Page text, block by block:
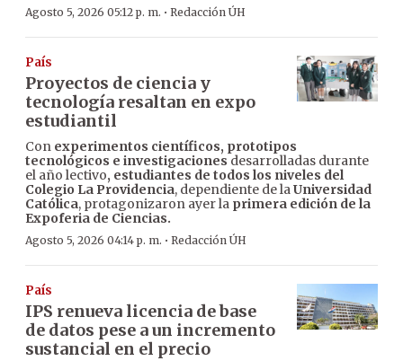
Agosto 5, 2026 05:12 p. m. · Redacción ÚH
País
Proyectos de ciencia y
tecnología resaltan en expo
estudiantil
Con experimentos científicos, prototipos
tecnológicos e investigaciones desarrolladas durante
el año lectivo, estudiantes de todos los niveles del
Colegio La Providencia, dependiente de laUniversidad
Católica, protagonizaron ayer la primera edición de la
Expoferia de Ciencias.
Agosto 5, 2026 04:14 p. m. · Redacción ÚH
País
IPS renueva licencia de base
de datos pese a un incremento
sustancial en el precio